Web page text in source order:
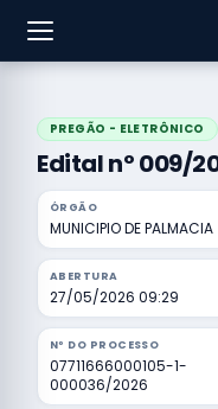
PREGÃO - ELETRÔNICO
Edital nº 009/
ÓRGÃO
MUNICIPIO DE PALMACIA
ABERTURA
27/05/2026 09:29
Nº DO PROCESSO
07711666000105-1-
000036/2026